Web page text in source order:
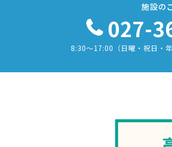
施設の
027-
8:30〜17:00 （日曜・祝日・